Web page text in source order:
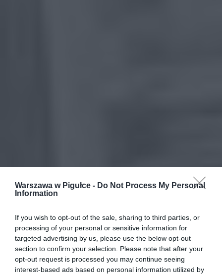
Warszawa w Pigułce - Do Not Process My Personal
Information
If you wish to opt-out of the sale, sharing to third parties, or
processing of your personal or sensitive information for
targeted advertising by us, please use the below opt-out
section to confirm your selection. Please note that after your
opt-out request is processed you may continue seeing
interest-based ads based on personal information utilized by